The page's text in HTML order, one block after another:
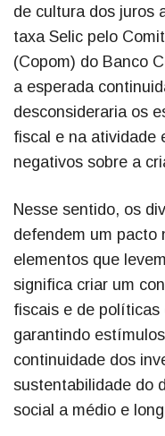
de cultura dos juros
taxa Selic pelo
(Copom) do Banco
a esperada
desconsideraria os
fiscal e na atividade
negativos sobre a
Nesse sentido, os
defendem um pacto
elementos que
significa criar um
fiscais e de
garantindo
continuidade dos
sustentabilidade do
social a médio e